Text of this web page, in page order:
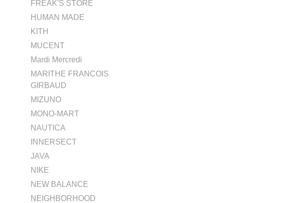
FREAK'S STORE
HUMAN MADE
KITH
MUCENT
Mardi Mercredi
MARITHE FRANCOIS
GIRBAUD
MIZUNO
MONO-MART
NAUTICA
INNERSECT
JAVA
NIKE
NEW BALANCE
NEIGHBORHOOD